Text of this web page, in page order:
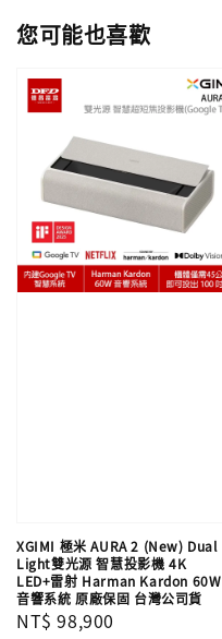
您可能也喜歡
XGIMI 極米 AURA 2 (New) Dual
Light雙光源 智慧投影機 4K
LED+雷射 Harman Kardon 60W
音響系統 原廠保固 台灣公司貨
Regular
NT$ 98,900